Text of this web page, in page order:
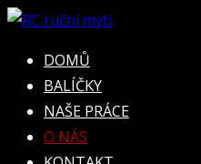
Přeskočit
obsah
RC ruční mytí
Umyjeme všechno co má kola!
DOMŮ
BALÍČKY
NAŠE PRÁCE
O NÁS